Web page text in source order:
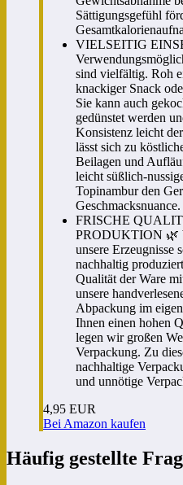
Sättigungsgefühl
VIELSEITIG
sind vielfältig. Roh
knackiger Snack
Sie kann auch
gedünstet werden
Konsistenz leicht
lässt sich zu
Beilagen und
leicht süßlich-
Topinambur den
Geschmacksnuance.
FRISCHE
PRODUKTION 🌿
unsere Erzeugnisse
nachhaltig
Qualität der Ware
unsere
Abpackung im
Ihnen einen hohen
legen wir großen
Verpackung. Zu
nachhaltige
und unnötige
4,95 EUR
Bei Amazon kaufen
Häufig gestellte